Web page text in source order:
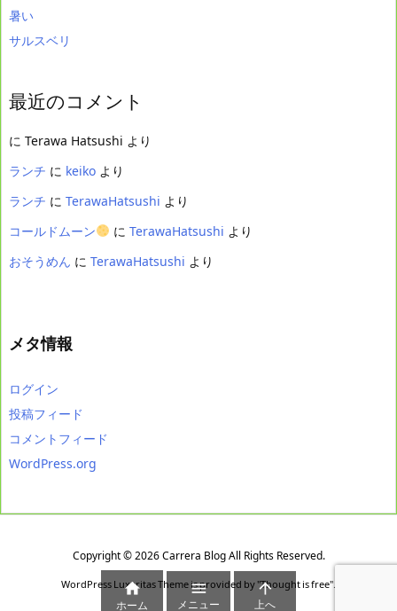
暑い
サルスベリ
最近のコメント
に Terawa Hatsushi より
ランチ に keiko より
ランチ に TerawaHatsushi より
コールドムーン
に TerawaHatsushi より
おそうめん に TerawaHatsushi より
メタ情報
ログイン
投稿フィード
コメントフィード
WordPress.org
Copyright ©2026 Carrera BlogAll Rights Reserved.
WordPress Luxeritas Theme is provided by "Thought is free".

ホーム

メニュー

上へ